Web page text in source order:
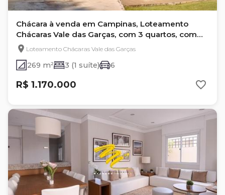
Chácara à venda em Campinas, Loteamento
Chácaras Vale das Garças, com 3 quartos, com
1800 m²
Loteamento Chácaras Vale das Garças
269 m² 3 (1 suíte) 6
R$ 1.170.000